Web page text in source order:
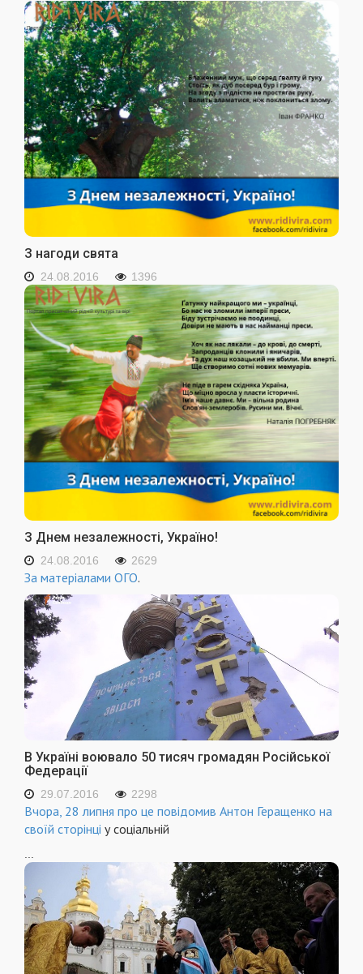
З нагоди свята
24.08.2016 1396
З Днем незалежності, Україно!
24.08.2016 2629
За матеріалами ОГО.
В Україні воювало 50 тисяч громадян Російської
Федерації
29.07.2016 2298
Вчора, 28 липня про це повідомив Антон Геращенко на
своїй сторінці у соціальній
...